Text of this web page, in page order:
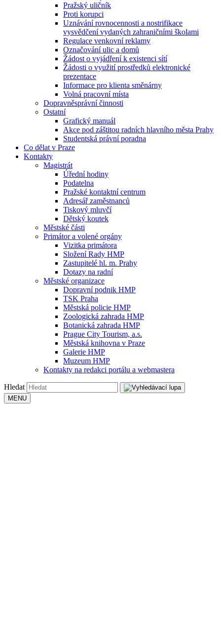
Pražský uličník
Proti korupci
Uznávání rovnocennosti a nostrifikace
vysvědčení vydaných zahraničními školami
Regulace venkovní reklamy
Označování ulic a domů
Žádost o vyjádření k existenci sítí
Žádosti o využití prostředků elektronické
prezentace
Informace pro klienta směnárny
Volná pracovní místa
Dopravněsprávní činnosti
Ostatní
Grafický manuál
Akce pod záštitou radních hlavního města Prahy
Studentská právní poradna
Co dělat v Praze
Kontakty
Magistrát
Úřední hodiny
Podatelna
Pražské kontaktní centrum
Adresář zaměstnanců
Tiskový mluvčí
Dětský koutek
Městské části
Primátor a volené orgány
Vizitka primátora
Složení Rady HMP
Zastupitelé hl. m. Prahy
Dotazy na radní
Městské organizace
Dopravní podnik HMP
TSK Praha
Městská policie HMP
Zoologická zahrada HMP
Botanická zahrada HMP
Prague City Tourism, a.s.
Městská knihovna v Praze
Galerie HMP
Muzeum HMP
Kontakty na redakci portálu a webmastera
Hledat
MENU